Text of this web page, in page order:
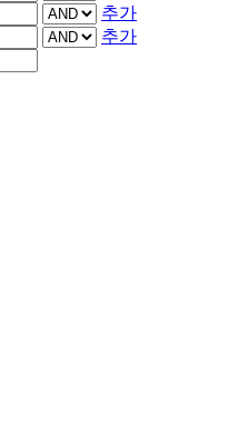
추가
추가